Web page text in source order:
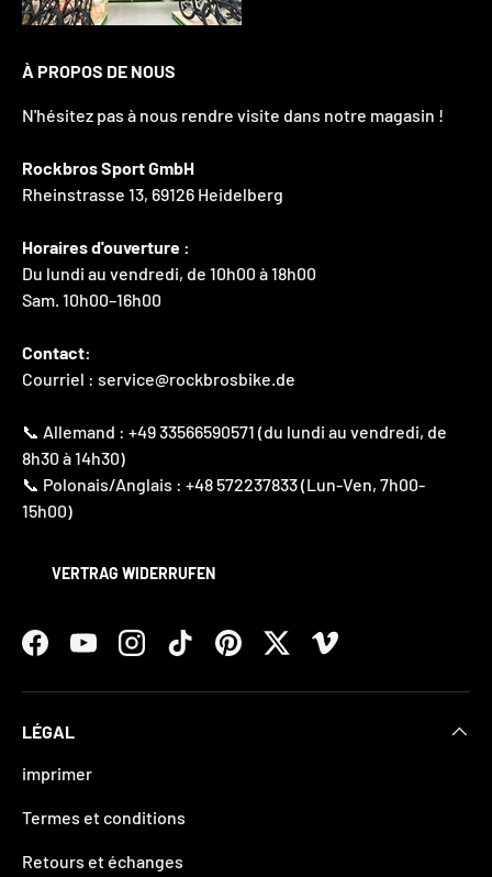
À PROPOS DE NOUS
N'hésitez pas à nous rendre visite dans notre magasin !
Rockbros Sport GmbH
Rheinstrasse 13, 69126 Heidelberg
Horaires d'ouverture :
Du lundi au vendredi, de 10h00 à 18h00
Sam. 10h00–16h00
Contact:
Courriel : service@rockbrosbike.de
📞 Allemand : +49 33566590571 (du lundi au vendredi, de
8h30 à 14h30)
📞 Polonais/Anglais : +48 572237833 (Lun-Ven, 7h00-
15h00)
VERTRAG WIDERRUFEN
FacebookYouTubeInstagramTikTokPinterestTwitterVimeo
LÉGAL
imprimer
Termes et conditions
Retours et échanges